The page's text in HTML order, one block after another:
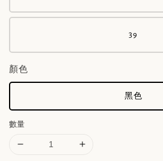
39
顏色
黑色
數量